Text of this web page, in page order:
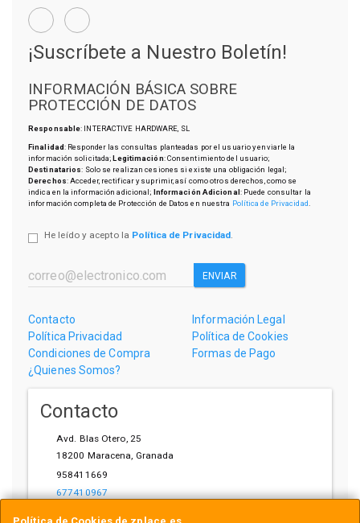
¡Suscríbete a Nuestro Boletín!
INFORMACIÓN BÁSICA SOBRE
PROTECCIÓN DE DATOS
Responsable: INTERACTIVE HARDWARE, SL
Finalidad: Responder las consultas planteadas por el usuario y enviarle la
información solicitada;Legitimación: Consentimiento del usuario;
Destinatarios: Solo se realizan cesiones si existe una obligación legal;
Derechos: Acceder, rectificar y suprimir, así como otros derechos, como se
indica en la información adicional; Información Adicional: Puede consultar la
información completa de Protección de Datos en nuestra Política de Privacidad
He leído y acepto la Política de Privacidad.
ENVIAR
Contacto
Información Legal
Política Privacidad
Política de Cookies
Condiciones de Compra
Formas de Pago
¿Quienes Somos?
Contacto
Avd. Blas Otero, 25
18200 Maracena, Granada
958411669
677410967